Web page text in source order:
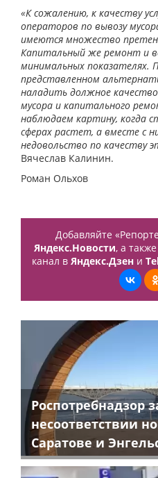
«К сожалению, к качеству
операторов по вывозу
имеются множество
Капитальный же ремонт и
минимальных показателях.
представленном
наладить должное качество
мусора и капитального
наблюдаем картину, когда
сферах растет, а вместе с
недовольство по качеству
Вячеслав Калинин.
Роман Ольхов
Добавляйте
Яндекс.Новости, а
канал в Яндекс.Дзени
Роспотребнадзор
несоответствии
Саратове и